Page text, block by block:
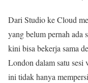
Dari Studio ke Cloud
yang belum pernah ada
kini bisa bekerja sama
London dalam satu
ini tidak hanya